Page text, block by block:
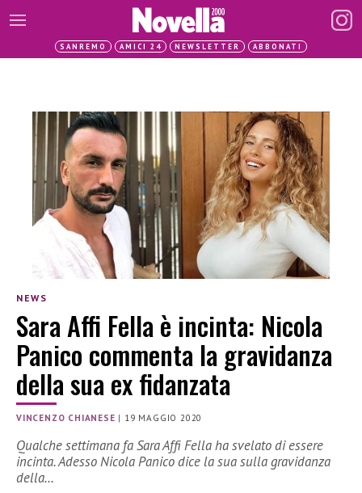
SANREMO AMICI 24 NEWSLETTER ABBONATI
NEWS
Sara Affi Fella è incinta: Nicola
Panico commenta la gravidanza
della sua ex fidanzata
VINCENZO CHIANESE | 19 MAGGIO 2020
Qualche settimana fa Sara Affi Fella ha svelato di essere
incinta. Adesso Nicola Panico dice la sua sulla gravidanza
della…